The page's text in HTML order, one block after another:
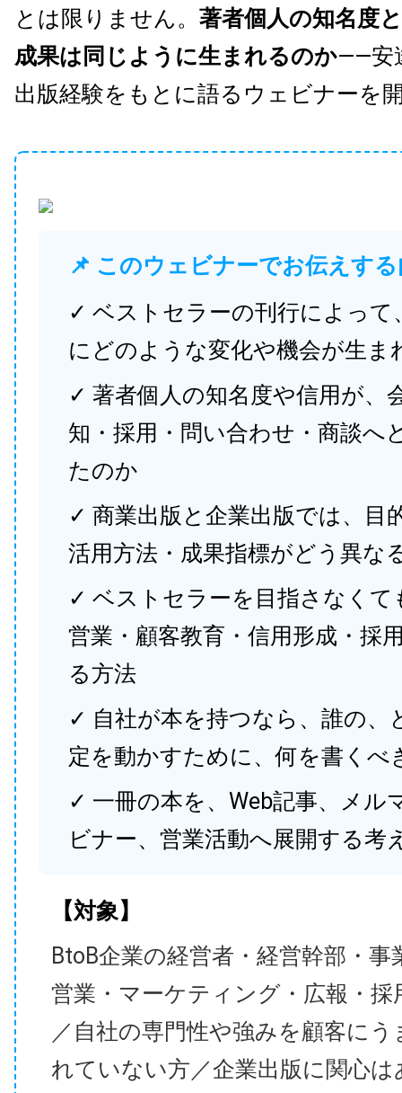
とは限りません。 著者個人の知名度
成果は同じように生まれるのか——安
出版経験をもとに語るウェビナーを
📌 このウェビナーでお伝えす
✓ ベストセラーの刊行によって
にどのような変化や機会が生ま
✓ 著者個人の知名度や信用が、
知・採用・問い合わせ・商談へ
たのか
✓ 商業出版と企業出版では、目
活用方法・成果指標がどう異な
✓ ベストセラーを目指さなくて
営業・顧客教育・信用形成・採
る方法
✓ 自社が本を持つなら、誰の、
定を動かすために、何を書くべ
✓ 一冊の本を、Web記事、メル
ビナー、営業活動へ展開する考
【対象】
BtoB企業の経営者・経営幹部・事
営業・マーケティング・広報・採
／自社の専門性や強みを顧客に
れていない方／企業出版に関心